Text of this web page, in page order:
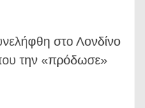
στο Λονδίνο
που την «πρόδωσε»